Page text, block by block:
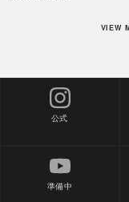
VIEW
公式
準備中